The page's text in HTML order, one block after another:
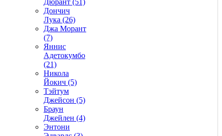
Дончич
Лука (26)
Джа Морант
(7)
Яннис
Адетокумбо
(21)
Никола
Йокич (5)
Тэйтум
Джейсон (5)
Браун
Джейлен (4)
Энтони